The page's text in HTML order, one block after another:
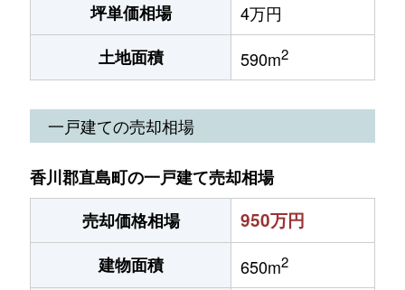
坪単価相場
4万円
土地面積
590m2
一戸建ての売却相場
香川郡直島町の一戸建て売却相場
売却価格相場
950万円
建物面積 650m2